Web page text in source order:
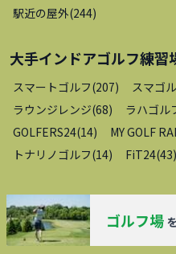
駅近の屋外(244)
大手インドアゴルフ練習
スマートゴルフ(207) スマゴル
ラウンジレンジ(68) ラハゴル
GOLFERS24(14) MY GOLF
トナリノゴルフ(14) FiT24(43)
ゴルフ場